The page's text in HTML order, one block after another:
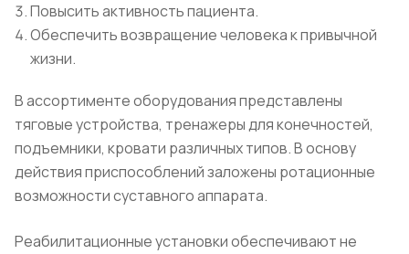
Повысить активность пациента.
Обеспечить возвращение человека к привычной
жизни.
В ассортименте оборудования представлены
тяговые устройства, тренажеры для конечностей,
подъемники, кровати различных типов. В основу
действия приспособлений заложены ротационные
возможности суставного аппарата.
Реабилитационные установки обеспечивают не